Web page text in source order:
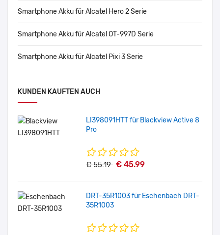
Smartphone Akku für Alcatel Hero 2 Serie
Smartphone Akku für Alcatel OT-997D Serie
Smartphone Akku für Alcatel Pixi 3 Serie
KUNDEN KAUFTEN AUCH
LI398091HTT für Blackview Active 8
Pro
€ 55.19 € 45.99
DRT-35R1003 für Eschenbach DRT-
35R1003